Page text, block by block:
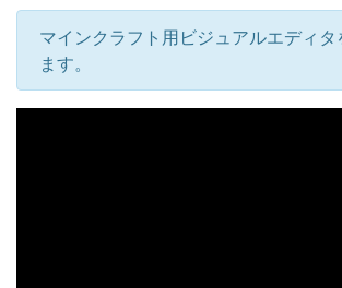
マインクラフト用ビジュアルエディタ
ます。